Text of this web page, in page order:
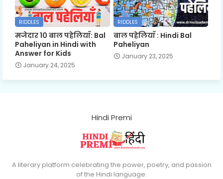
RIDDLES
मजेदार 10 बाल पहेलियाँ: Bal
Paheliyan in Hindi with
Answer for Kids
January 24, 2025
RIDDLES
बाल पहेलियाँ : Hindi Bal
Paheliyan
January 23, 2025
Hindi Premi
A literary platform celebrating the power, poetry, and passion
of the Hindi language.